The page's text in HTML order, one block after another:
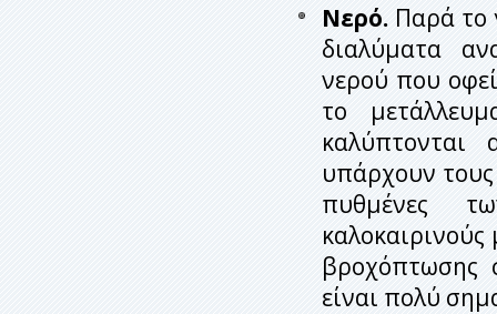
Νερό. Παρά το
διαλύματα
νερού που
το
υπάρχουν
πυθμένες
βροχόπτωσης
είναι πολύ